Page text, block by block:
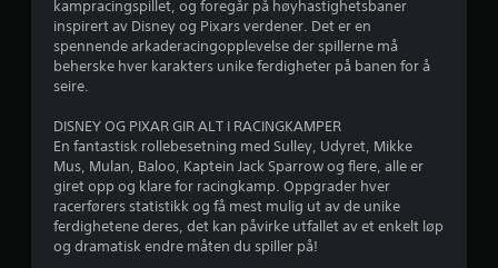
v
f
a
t
u
t
e
m
å
t
t
e
b
r
s
p
i
e
t
p
å
p
a
u
kampracingspillet, og foregår på høyhastighetsbaner
inspirert av Disney og Pixars verdener. Det er en
spennende arkaderacingopplevelse der spillerne må
beherske hver karakters unike ferdigheter på banen for å
seire.
DISNEY OG PIXAR GIR ALT I RACINGKAMPER
En fantastisk rollebesetning med Sulley, Udyret, Mikke
Mus, Mulan, Baloo, Kaptein Jack Sparrow og flere, alle er
giret opp og klare for racingkamp. Oppgrader hver
racerførers statistikk og få mest mulig ut av de unike
ferdighetene deres, det kan påvirke utfallet av et enkelt løp
og dramatisk endre måten du spiller på!